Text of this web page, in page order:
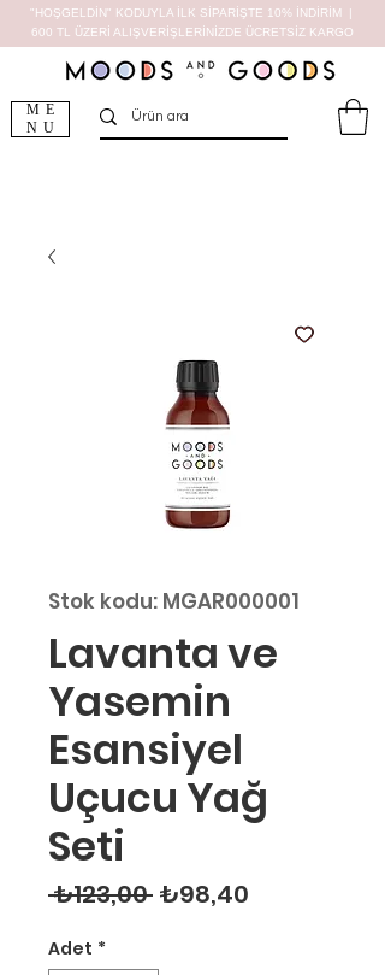
ME
NU
"HOŞGELDİN" KODUYLA İLK SİPARİŞTE 10% İNDİRİM |
600 TL ÜZERİ ALIŞVERİŞLERİNİZDE ÜCRETSİZ KARGO
Stok kodu: MGAR000001
Lavanta ve
Yasemin
Esansiyel
Uçucu Yağ
Seti
₺123,00 Normal Fiyat
₺98,40
Adet *